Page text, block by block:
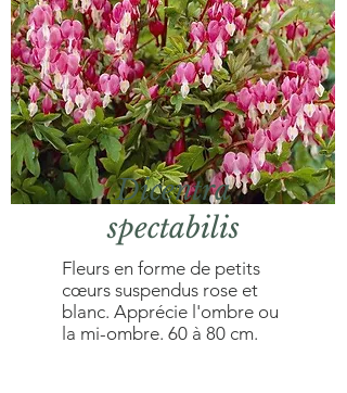
Dicentra
spectabilis
Fleurs en forme de petits
cœurs suspendus rose et
blanc. Apprécie l'ombre ou
la mi-ombre. 60 à 80 cm.